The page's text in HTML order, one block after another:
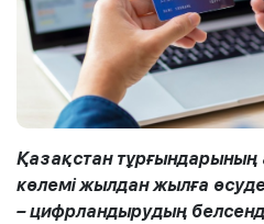
Қазақстан
көлемі жылдан жылға
– цифрландырудың